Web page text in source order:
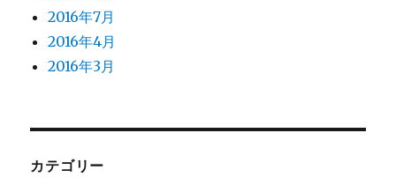
2016年7月
2016年4月
2016年3月
カテゴリー